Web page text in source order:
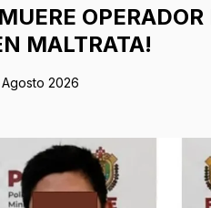
MALTRATA!
2026